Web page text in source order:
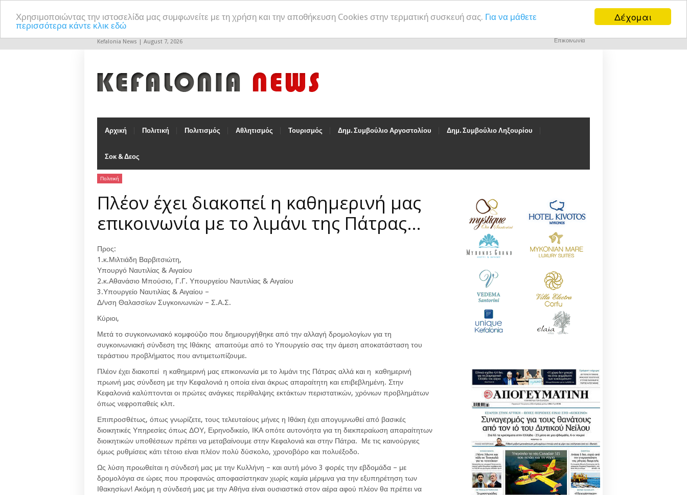
Δέχομαι
Χρησιμοποιώντας την ιστοσελίδα μας συμφωνείτε με τη χρήση και την αποθήκευση Cookies στην τερματική συσκευή σας. Για να μάθετε
περισσότερα κάντε κλικ εδώ
Kefalonia News | August 7, 2026 Επικοινωνία
Αρχική Πολιτική Πολιτισμός Αθλητισμός Τουρισμός Δημ. Συμβούλιο Αργοστολίου Δημ. Συμβούλιο Ληξουρίου
Σοκ & Δεος
Πολιτική
Πλέον έχει διακοπεί η καθημερινή μας
επικοινωνία με το λιμάνι της Πάτρας…
Προς:
1.κ.Μιλτιάδη Βαρβιτσιώτη,
Υπουργό Ναυτιλίας & Αιγαίου
2.κ.Αθανάσιο Μπούσιο, Γ.Γ. Υπουργείου Ναυτιλίας & Αιγαίου
3.Υπουργείο Ναυτιλίας & Αιγαίου –
Δ/νση Θαλασσίων Συγκοινωνιών – Σ.Α.Σ.
Κύριοι,
Μετά το συγκοινωνιακό κομφούζιο που δημιουργήθηκε από την αλλαγή δρομολογίων για τη
συγκοινωνιακή σύνδεση της Ιθάκης απαιτούμε από το Υπουργείο σας την άμεση αποκατάσταση του
τεράστιου προβλήματος που αντιμετωπίζουμε.
Πλέον έχει διακοπεί η καθημερινή μας επικοινωνία με το λιμάνι της Πάτρας αλλά και η καθημερινή
πρωινή μας σύνδεση με την Κεφαλονιά η οποία είναι άκρως απαραίτητη και επιβεβλημένη. Στην
Κεφαλονιά καλύπτονται οι πρώτες ανάγκες περίθαλψης εκτάκτων περιστατικών, χρόνιων προβλημάτων
όπως νεφροπαθείς κλπ.
Επιπροσθέτως, όπως γνωρίζετε, τους τελευταίους μήνες η Ιθάκη έχει απογυμνωθεί από βασικές
διοικητικές Υπηρεσίες όπως ΔΟΥ, Ειρηνοδικείο, ΙΚΑ οπότε αυτονόητα για τη διεκπεραίωση απαραίτητων
διοικητικών υποθέσεων πρέπει να μεταβαίνουμε στην Κεφαλονιά και στην Πάτρα. Με τις καινούργιες
όμως ρυθμίσεις κάτι τέτοιο είναι πλέον πολύ δύσκολο, χρονοβόρο και πολυέξοδο.
Ως λύση προωθείται η σύνδεσή μας με την Κυλλήνη – και αυτή μόνο 3 φορές την εβδομάδα – με
δρομολόγια σε ώρες που προφανώς αποφασίστηκαν χωρίς καμία μέριμνα για την εξυπηρέτηση των
Ιθακησίων! Ακόμη η σύνδεσή μας με την Αθήνα είναι ουσιαστικά στον αέρα αφού πλέον θα πρέπει να